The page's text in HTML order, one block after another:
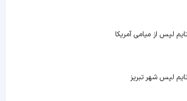
لپس از میامی آمریکا
لپس شهر تبریز